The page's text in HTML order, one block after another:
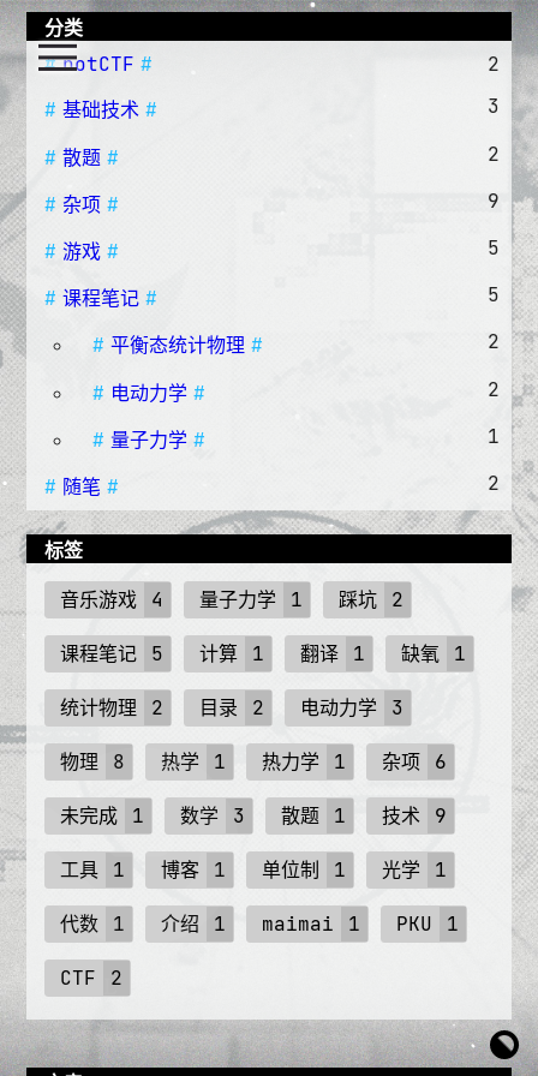
分类
notCTF
2
基础技术
3
散题 2
杂项 9
游戏 5
课程笔记 5
平衡态统计物理 2
电动力学 2
量子力学 1
随笔 2
标签
音乐游戏 4 量子力学 1 踩坑 2
课程笔记 5 计算 1 翻译 1 缺氧 1
统计物理 2 目录 2 电动力学 3
物理 8 热学 1 热力学 1 杂项 6
未完成 1 数学 3 散题 1 技术 9
工具 1 博客 1 单位制 1 光学 1
代数 1 介绍 1 maimai 1 PKU 1
CTF 2